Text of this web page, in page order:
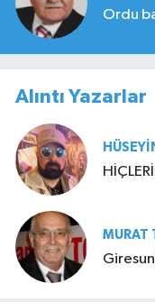
Ordu
Alıntı Yazarlar
MURAT